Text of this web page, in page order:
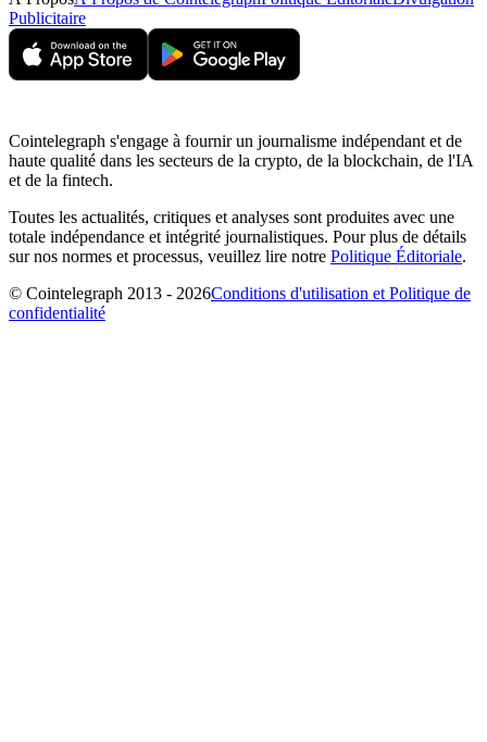
Publicitaire
Cointelegraph s'engage à fournir un journalisme indépendant et de
haute qualité dans les secteurs de la crypto, de la blockchain, de l'IA
et de la fintech.
Toutes les actualités, critiques et analyses sont produites avec une
totale indépendance et intégrité journalistiques. Pour plus de détails
sur nos normes et processus, veuillez lire notre Politique Éditoriale.
© Cointelegraph 2013 - 2026Conditions d'utilisation et Politique de
confidentialité